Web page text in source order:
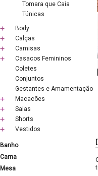
Tomara que Caia
Túnicas
Body
Calças
Camisas
Casacos Femininos
Coletes
Conjuntos
Gestantes e Amamentação
Macacões
Saias
Shorts
Vestidos
Banho
Cama
Mesa